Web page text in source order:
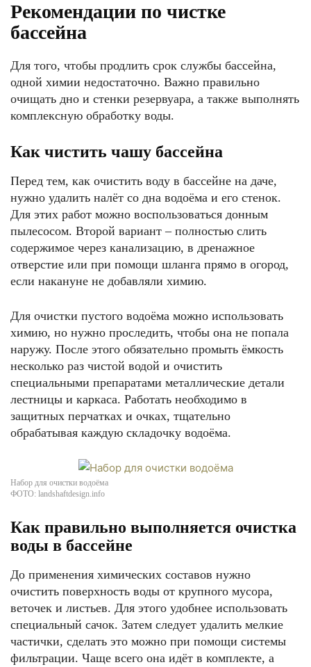
Рекомендации по чистке
бассейна
Для того, чтобы продлить срок службы бассейна,
одной химии недостаточно. Важно правильно
очищать дно и стенки резервуара, а также выполнять
комплексную обработку воды.
Как чистить чашу бассейна
Перед тем, как очистить воду в бассейне на даче,
нужно удалить налёт со дна водоёма и его стенок.
Для этих работ можно воспользоваться донным
пылесосом. Второй вариант – полностью слить
содержимое через канализацию, в дренажное
отверстие или при помощи шланга прямо в огород,
если накануне не добавляли химию.
Для очистки пустого водоёма можно использовать
химию, но нужно проследить, чтобы она не попала
наружу. После этого обязательно промыть ёмкость
несколько раз чистой водой и очистить
специальными препаратами металлические детали
лестницы и каркаса. Работать необходимо в
защитных перчатках и очках, тщательно
обрабатывая каждую складочку водоёма.
Набор для очистки водоёма
ФОТО: landshaftdesign.info
Как правильно выполняется очистка
воды в бассейне
До применения химических составов нужно
очистить поверхность воды от крупного мусора,
веточек и листьев. Для этого удобнее использовать
специальный сачок. Затем следует удалить мелкие
частички, сделать это можно при помощи системы
фильтрации. Чаще всего она идёт в комплекте, а